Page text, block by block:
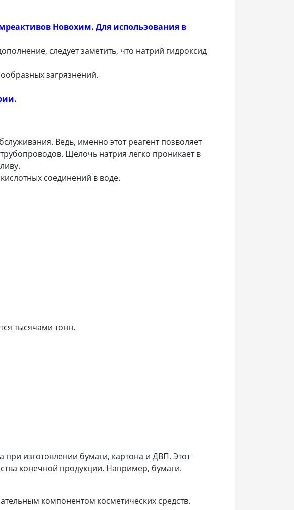
Новохим. Для использования в
следует заметить, что натрий гидроксид
загрязнений.
Ведь, именно этот реагент позволяет
Щелочь натрия легко проникает в
соединений в воде.
тысячами тонн.
при изготовлении бумаги, картона и ДВП. Этот
конечной продукции. Например, бумаги.
компонентом косметических средств.